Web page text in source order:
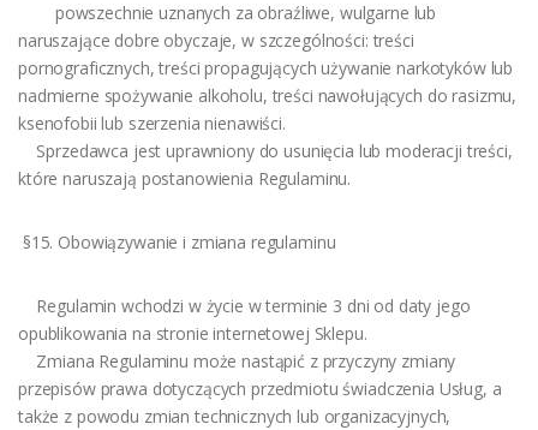
powszechnie uznanych za obraźliwe, wulgarne lub
naruszające dobre obyczaje, w szczególności: treści
pornograficznych, treści propagujących używanie narkotyków lub
nadmierne spożywanie alkoholu, treści nawołujących do rasizmu,
ksenofobii lub szerzenia nienawiści.
Sprzedawca jest uprawniony do usunięcia lub moderacji treści,
które naruszają postanowienia Regulaminu.
§15. Obowiązywanie i zmiana regulaminu
Regulamin wchodzi w życie w terminie 3 dni od daty jego
opublikowania na stronie internetowej Sklepu.
Zmiana Regulaminu może nastąpić z przyczyny zmiany
przepisów prawa dotyczących przedmiotu świadczenia Usług, a
także z powodu zmian technicznych lub organizacyjnych,